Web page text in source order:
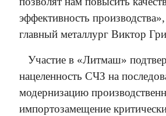
эффективность
главный металлург Виктор
Участие в «Литмаш»
нацеленность СЧЗ на
модернизацию
импортозамещение